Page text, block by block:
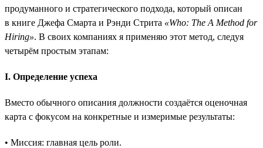
продуманного и стратегического подхода, который описан
в книге Джефа Смарта и Рэнди Стрита «Who: The A Method for
Hiring». В своих компаниях я применяю этот метод, следуя
четырём простым этапам:
I. Определение успеха
Вместо обычного описания должности создаётся оценочная
карта с фокусом на конкретные и измеримые результаты:
• Миссия: главная цель роли.